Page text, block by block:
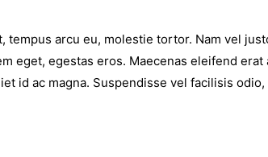
tempus arcu eu, molestie tortor. Nam vel
eget, egestas eros. Maecenas eleifend erat
id ac magna. Suspendisse vel facilisis odio,